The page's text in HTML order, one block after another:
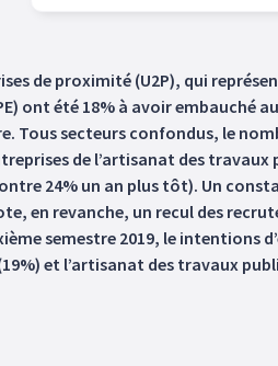
de proximité (U2P), qui
ont été 18% à avoir embauché
Tous secteurs confondus, le
de l’artisanat des
24% un an plus tôt). Un
en revanche, un recul des
semestre 2019, le intentions
et l’artisanat des travaux